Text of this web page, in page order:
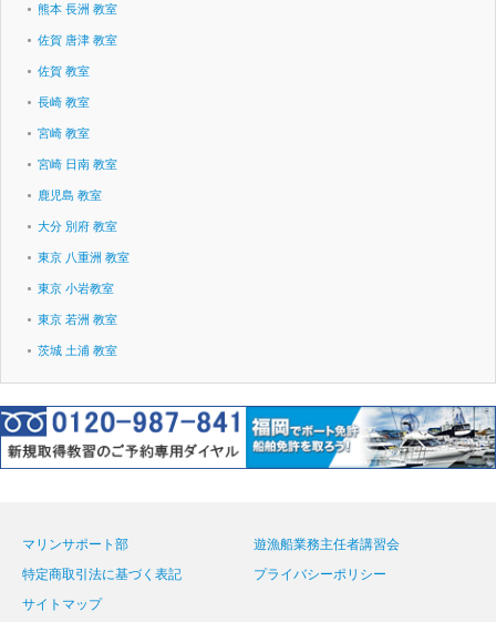
熊本 長洲 教室
佐賀 唐津 教室
佐賀 教室
長崎 教室
宮崎 教室
宮崎 日南 教室
鹿児島 教室
大分 別府 教室
東京 八重洲 教室
東京 小岩教室
東京 若洲 教室
茨城 土浦 教室
マリンサポート部
遊漁船業務主任者講習会
特定商取引法に基づく表記
プライバシーポリシー
サイトマップ